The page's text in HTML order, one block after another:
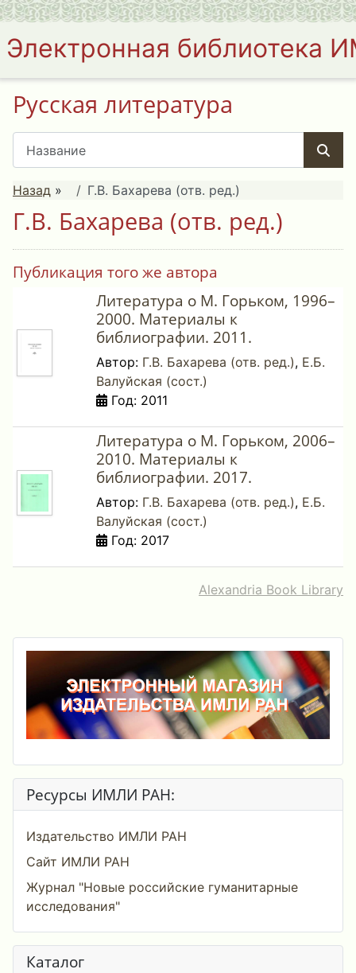
Электронная библиотека
Русская литература
Назад » Г.В. Бахарева (отв. ред.)
Г.В. Бахарева (отв. ред.)
Публикация того же автора
Литература о М. Горьком, 1996–
2000. Материалы к
библиографии. 2011.
Автор: Г.В. Бахарева (отв. ред.), Е.Б.
Валуйская (сост.)
Год: 2011
Литература о М. Горьком, 2006–
2010. Материалы к
библиографии. 2017.
Автор: Г.В. Бахарева (отв. ред.), Е.Б.
Валуйская (сост.)
Год: 2017
Alexandria Book Library
Ресурсы ИМЛИ РАН:
Издательство ИМЛИ РАН
Сайт ИМЛИ РАН
Журнал "Новые российские гуманитарные
исследования"
Каталог